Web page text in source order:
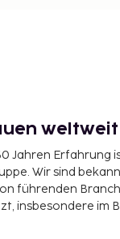
weltweit
Jahren Erfahrung
Wir sind
führenden
insbesondere im